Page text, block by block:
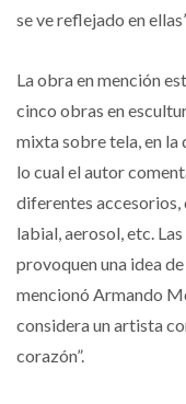
se ve reflejado en
La obra en mención
cinco obras en
mixta sobre tela, en la
lo cual el autor
diferentes accesorios,
labial, aerosol, etc.
provoquen una idea
mencionó Armando
considera un artista
corazón”.